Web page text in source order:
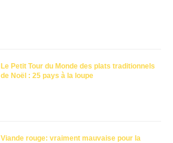
Le Petit Tour du Monde des plats traditionnels
de Noël : 25 pays à la loupe
Viande rouge: vraiment mauvaise pour la